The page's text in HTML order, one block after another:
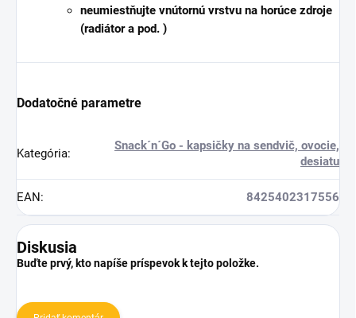
neumiestňujte vnútornú vrstvu na horúce zdroje
(radiátor a pod. )
Dodatočné parametre
Kategória:
Snack´n´Go - kapsičky na sendvič, ovocie,
desiatu
EAN: 8425402317556
Diskusia
Buďte prvý, kto napíše príspevok k tejto položke.